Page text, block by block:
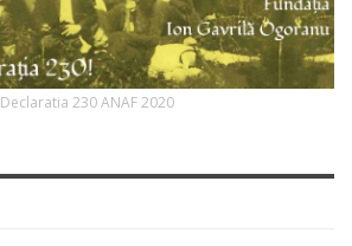
Declaratia 230 ANAF 2020